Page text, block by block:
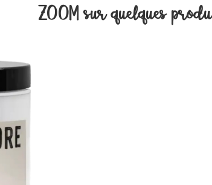
ZOOM sur quelques